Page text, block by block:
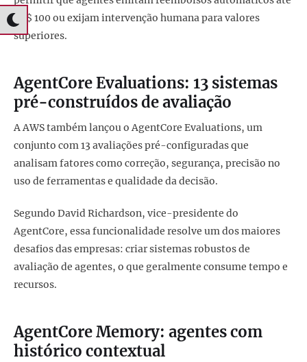
US$ 100 ou exijam intervenção humana para valores
superiores.
AgentCore Evaluations: 13 sistemas
pré-construídos de avaliação
A AWS também lançou o AgentCore Evaluations, um
conjunto com 13 avaliações pré-configuradas que
analisam fatores como correção, segurança, precisão no
uso de ferramentas e qualidade da decisão.
Segundo David Richardson, vice-presidente do
AgentCore, essa funcionalidade resolve um dos maiores
desafios das empresas: criar sistemas robustos de
avaliação de agentes, o que geralmente consume tempo e
recursos.
AgentCore Memory: agentes com
histórico contextual